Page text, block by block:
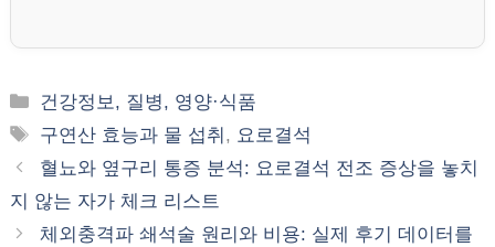
카
테
리
건강정보, 질병, 영양·식품
태
그
구연산 효능과 물 섭취 , 요로결석
혈뇨와 옆구리 통증 분석: 요로결석 전조 증상을 놓치
지 않는 자가 체크 리스트
체외충격파 쇄석술 원리와 비용: 실제 후기 데이터를